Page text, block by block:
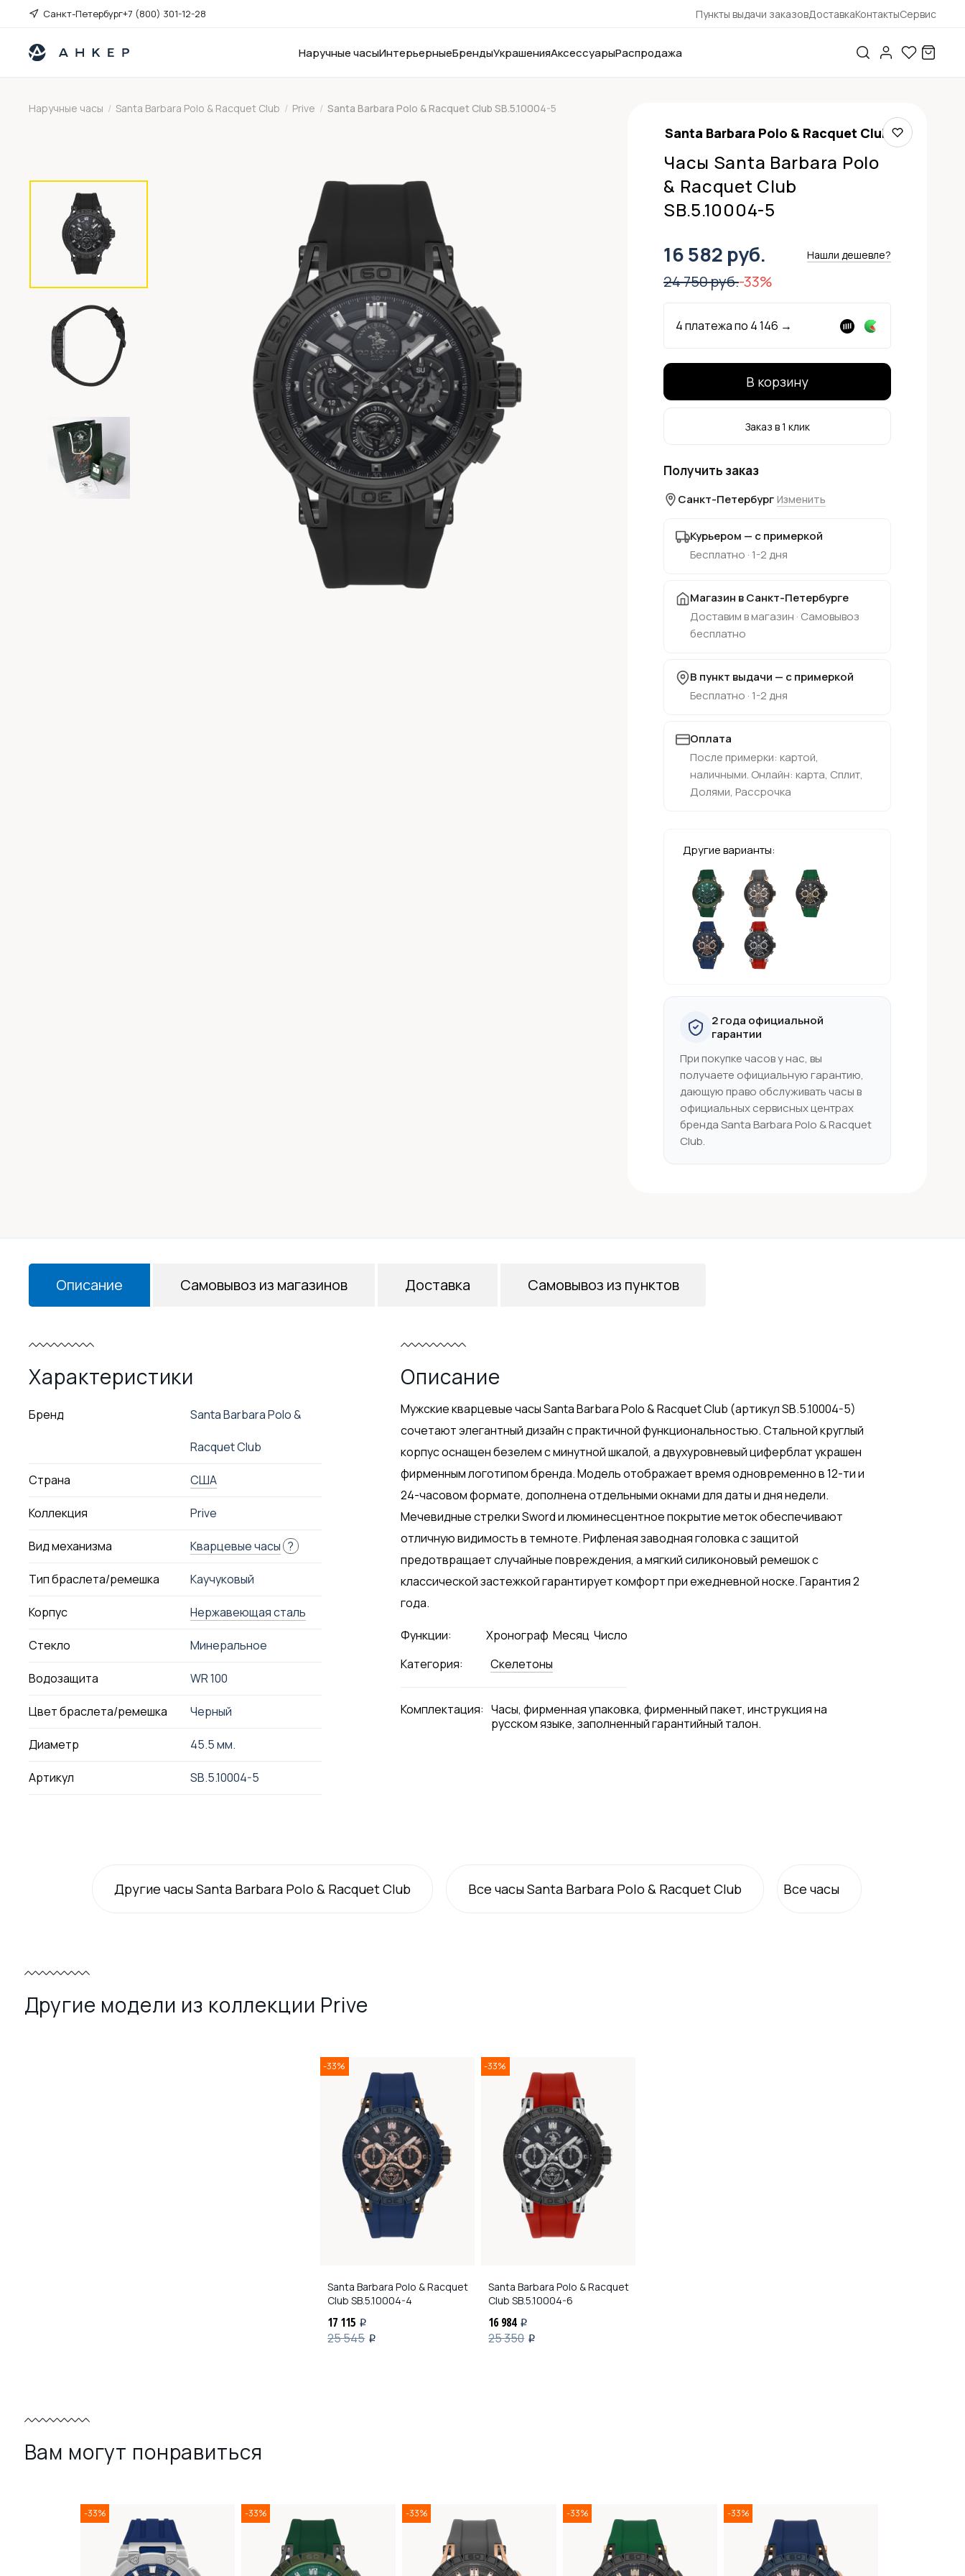
Санкт-Петербург+7 (800) 301-12-28 Пункты выдачи заказовДоставкаКонтактыСервис
Наручные часыИнтерьерныеБрендыУкрашенияАксессуарыРаспродажа
Наручные часы / Santa Barbara Polo & Racquet Club / Prive / Santa Barbara Polo & Racquet Club SB.5.10004-5
Santa Barbara Polo & Racquet Club
Часы Santa Barbara Polo
& Racquet Club
SB.5.10004-5
16 582 руб. Нашли дешевле?
24 750 руб.-33%
4 платежа по 4 146 →
В корзину
Заказ в 1 клик
Получить заказ
Санкт-Петербург Изменить
Курьером — с примеркой
Бесплатно · 1-2 дня
Магазин в Санкт-Петербурге
Доставим в магазин · Самовывоз
бесплатно
В пункт выдачи — с примеркой
Бесплатно · 1-2 дня
Оплата
После примерки: картой,
наличными. Онлайн: карта, Сплит,
Долями, Рассрочка
Другие варианты:
2 года официальной
гарантии
При покупке часов у нас, вы
получаете официальную гарантию,
дающую право обслуживать часы в
официальных сервисных центрах
бренда Santa Barbara Polo & Racquet
Club.
Описание
Характеристики
Бренд Santa Barbara Polo &
Racquet Club
Страна США
Коллекция Prive
Вид механизма Кварцевые часы ?
Тип браслета/ремешка Каучуковый
Корпус Нержавеющая сталь
Стекло Минеральное
Водозащита WR 100
Цвет браслета/ремешка Черный
Диаметр 45.5 мм.
Артикул SB.5.10004-5
Описание
Мужские кварцевые часы Santa Barbara Polo & Racquet Club (артикул SB.5.10004-5)
сочетают элегантный дизайн с практичной функциональностью. Стальной круглый
корпус оснащен безелем с минутной шкалой, а двухуровневый циферблат украшен
фирменным логотипом бренда. Модель отображает время одновременно в 12-ти и
24-часовом формате, дополнена отдельными окнами для даты и дня недели.
Мечевидные стрелки Sword и люминесцентное покрытие меток обеспечивают
отличную видимость в темноте. Рифленая заводная головка с защитой
предотвращает случайные повреждения, а мягкий силиконовый ремешок с
классической застежкой гарантирует комфорт при ежедневной носке. Гарантия 2
года.
Функции: Хронограф Месяц Число
Категория:
Скелетоны
Комплектация: Часы, фирменная упаковка, фирменный пакет, инструкция на
русском языке, заполненный гарантийный талон.
Самовывоз из магазинов Доставка Самовывоз из пунктов
Другие часы Santa Barbara Polo & Racquet Club Всечасы Santa Barbara Polo & Racquet Club Всечасы
Другие модели из коллекции Prive
-33%
Santa Barbara Polo & Racquet
Club SB.5.10004-4
17 115 i
25 545 i
-33%
Santa Barbara Polo & Racquet
Club SB.5.10004-6
16 984 i
25 350 i
Вам могут понравиться
-33% -33% -33% -33% -33%